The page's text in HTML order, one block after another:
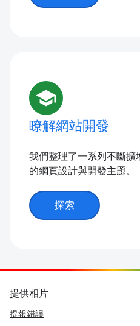
school
瞭解網站開發
我們整理了一系列不斷
的網頁設計與開發主題。
探索
提供相片
提報錯誤